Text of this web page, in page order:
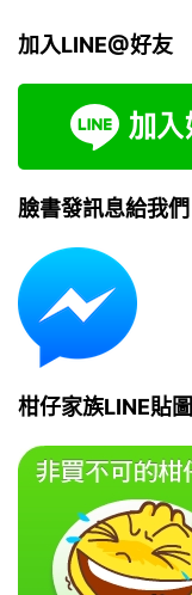
加入LINE@好友
臉書發訊息給我們
柑仔家族LINE貼圖